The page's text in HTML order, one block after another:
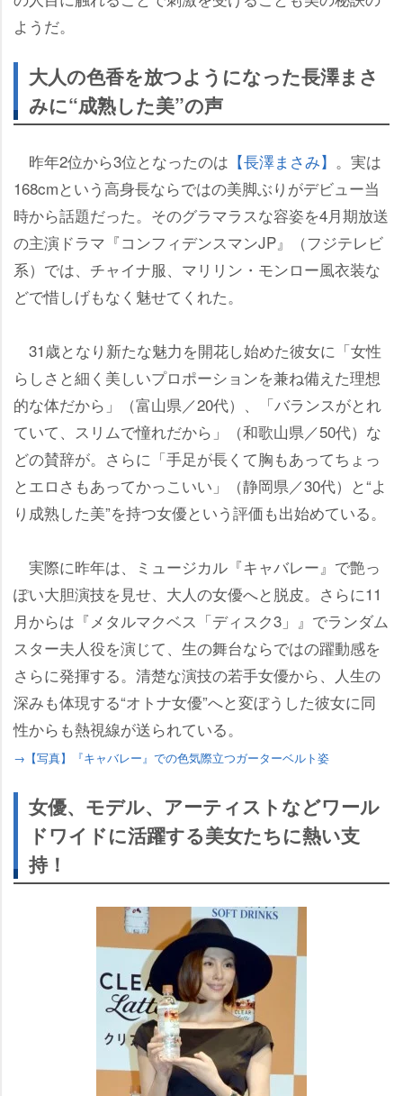
ようだ。
大人の色香を放つようになった長澤まさ
みに“成熟した美”の声
昨年2位から3位となったのは 【長澤まさみ】 。実は
168cmという高身長ならではの美脚ぶりがデビュー当
時から話題だった。そのグラマラスな容姿を4月期放送
の主演ドラマ『コンフィデンスマンJP』（フジテレビ
系）では、チャイナ服、マリリン・モンロー風衣装な
どで惜しげもなく魅せてくれた。
31歳となり新たな魅力を開花し始めた彼女に「女性
らしさと細く美しいプロポーションを兼ね備えた理想
的な体だから」（富山県／20代）、「バランスがとれ
ていて、スリムで憧れだから」（和歌山県／50代）な
どの賛辞が。さらに「手足が長くて胸もあってちょっ
とエロさもあってかっこいい」（静岡県／30代）と“よ
り成熟した美”を持つ女優という評価も出始めている。
実際に昨年は、ミュージカル『キャバレー』で艶っ
ぽい大胆演技を見せ、大人の女優へと脱皮。さらに11
月からは『メタルマクベス「ディスク3」』でランダム
スター夫人役を演じて、生の舞台ならではの躍動感を
さらに発揮する。清楚な演技の若手女優から、人生の
深みも体現する“オトナ女優”へと変ぼうした彼女に同
性からも熱視線が送られている。
→【写真】『キャバレー』での色気際立つガーターベルト姿
女優、モデル、アーティストなどワール
ドワイドに活躍する美女たちに熱い支
持！